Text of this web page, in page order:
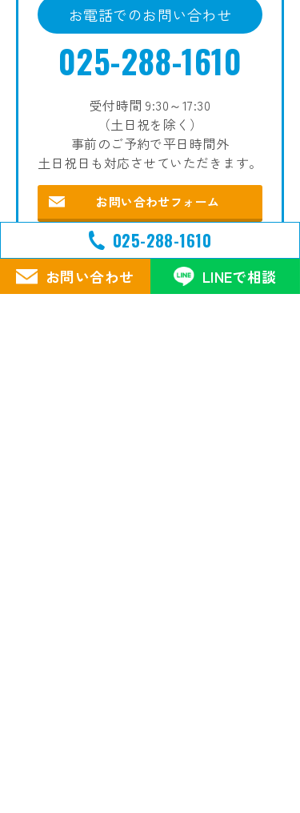
お電話でのお問い合わせ
025-288-1610
受付時間 9:30～17:30
（土日祝を除く）
事前のご予約で平日時間外
土日祝日も対応させていただきます。
お問い合わせフォーム
LINEで相談
025-288-1610
お問い合わせ LINEで相談